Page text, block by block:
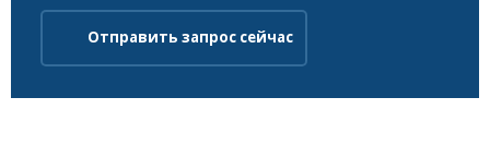
Отправить запрос сейчас